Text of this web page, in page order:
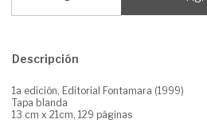
Descripción
1a edición, Editorial Fontamara (1999)
Tapa blanda
13 cm x 21cm, 129 páginas